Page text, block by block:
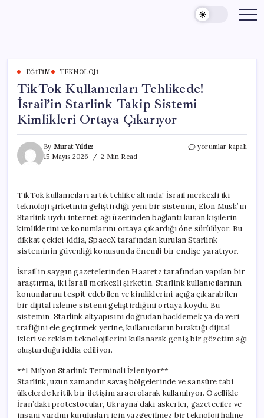
content
EĞITIM TEKNOLOJI
TikTok Kullanıcıları Tehlikede!
İsrail’in Starlink Takip Sistemi
Kimlikleri Ortaya Çıkarıyor
By Murat Yıldız
15 Mayıs 2026
2 Min Read
TikTok
Takip
Sistemi
Kimlikleri
Ortaya
Çıkarıyor
yorumlar kapalı
TikTok kullanıcıları artık tehlike altında! İsrail merkezli iki
teknoloji şirketinin geliştirdiği yeni bir sistemin, Elon Musk’ın
Starlink uydu internet ağı üzerinden bağlantı kuran kişilerin
kimliklerini ve konumlarını ortaya çıkardığı öne sürülüyor. Bu
dikkat çekici iddia, SpaceX tarafından kurulan Starlink
sisteminin güvenliği konusunda önemli bir endişe yaratıyor.
İsrail’in saygın gazetelerinden Haaretz tarafından yapılan bir
araştırma, iki İsrail merkezli şirketin, Starlink kullanıcılarının
konumlarını tespit edebilen ve kimliklerini açığa çıkarabilen
bir dijital izleme sistemi geliştirdiğini ortaya koydu. Bu
sistemin, Starlink altyapısını doğrudan hacklemek ya da veri
trafiğini ele geçirmek yerine, kullanıcıların bıraktığı dijital
izleri ve reklam teknolojilerini kullanarak geniş bir gözetim ağı
oluşturduğu iddia ediliyor.
**1 Milyon Starlink Terminali İzleniyor**
Starlink, uzun zamandır savaş bölgelerinde ve sansüre tabi
ülkelerde kritik bir iletişim aracı olarak kullanılıyor. Özellikle
İran’daki protestocular, Ukrayna’daki askerler, gazeteciler ve
insani yardım kuruluşları için vazgeçilmez bir teknoloji haline